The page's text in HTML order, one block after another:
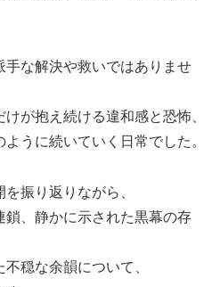
な解決や救いではありませ
が抱え続ける違和感と恐怖、
うに続いていく日常でした。
振り返りながら、
鎖、静かに示された黒幕の存
穏な余韻について、